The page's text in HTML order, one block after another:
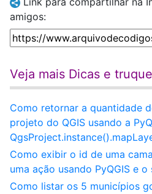
amigos:
Veja mais Dicas e
Como retornar a quantidade
projeto do QGIS usando a
Como exibir o id de uma
uma ação usando PyQGIS e
Como listar os 5 municípios